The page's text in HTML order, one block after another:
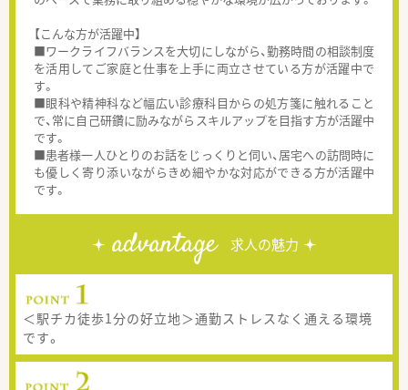
【こんな方が活躍中】
■ワークライフバランスを大切にしながら、勤務時間の相談制度
を活用してご家庭と仕事を上手に両立させている方が活躍中で
す。
■眼科や精神科など幅広い診療科目からの処方箋に触れること
で、常に自己研鑽に励みながらスキルアップを目指す方が活躍中
です。
■患者様一人ひとりのお話をじっくりと伺い、居宅への訪問時に
も優しく寄り添いながらきめ細やかな対応ができる方が活躍中
です。
advantage 求人の魅力
＜駅チカ徒歩1分の好立地＞通勤ストレスなく通える環境
です。